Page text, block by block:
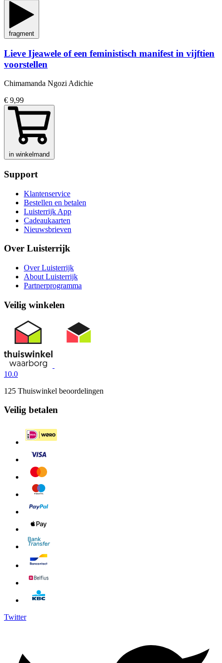
fragment
Lieve Ijeawele of een feministisch manifest in vijftien
voorstellen
Chimamanda Ngozi Adichie
€ 9,99
in winkelmand
Support
Klantenservice
Bestellen en betalen
Luisterrijk App
Cadeaukaarten
Nieuwsbrieven
Over Luisterrijk
Over Luisterrijk
About Luisterrijk
Partnerprogramma
Veilig winkelen
10.0
125 Thuiswinkel beoordelingen
Veilig betalen
Twitter